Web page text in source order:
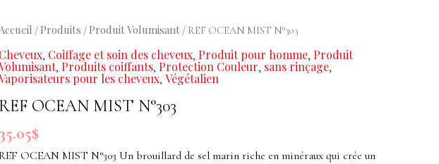
Accueil / Produits / Produit Volumisant / REF OCEAN MIST N°303
Cheveux, Coiffage et soin des cheveux, Produit pour homme, Produit
, Produits coiffants, Protection Couleur, sans rinçage,
pour les cheveux, Végétalien
REF OCEAN MIST N°303
35.05$
OCEAN MIST N°303 Un brouillard de sel marin riche en minéraux qui crée un
quantité
de
OCEAN
MIST